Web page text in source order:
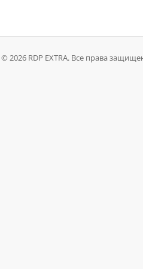
2026 RDP EXTRA. Все права